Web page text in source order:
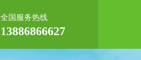
全国服务热线
13886866627